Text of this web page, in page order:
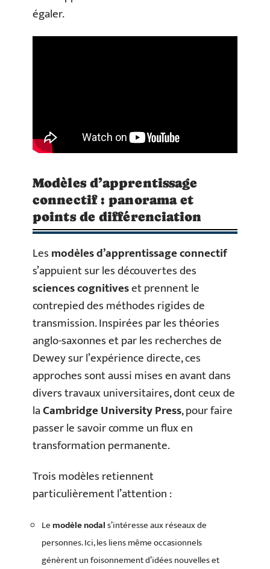
égaler.
Modèles d’apprentissage
connectif : panorama et
points de différenciation
Lesmodèles d’apprentissage connectif
s’appuient sur les découvertes des
sciences cognitiveset prennent le
contrepied des méthodes rigides de
transmission. Inspirées par les théories
anglo-saxonnes et par les recherches de
Dewey sur l’expérience directe, ces
approches sont aussi mises en avant dans
divers travaux universitaires, dont ceux de
laCambridge University Press, pour faire
passer le savoir comme un flux en
transformation permanente.
Trois modèles retiennent
particulièrement l’attention :
Le modèle nodals’intéresse aux réseaux de
personnes. Ici, les liens même occasionnels
génèrent un foisonnement d’idées nouvelles et